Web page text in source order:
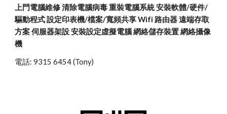
上門電腦維修 清除電腦病毒 重裝電腦系統 安裝軟體/硬件/
驅動程式 設定印表機/檔案/寬頻共享 Wifi 路由器 遠端存取
方案 伺服器架設 安裝設定虛擬電腦 網絡儲存裝置 網絡攝像
機
電話: 9315 6454 (Tony)